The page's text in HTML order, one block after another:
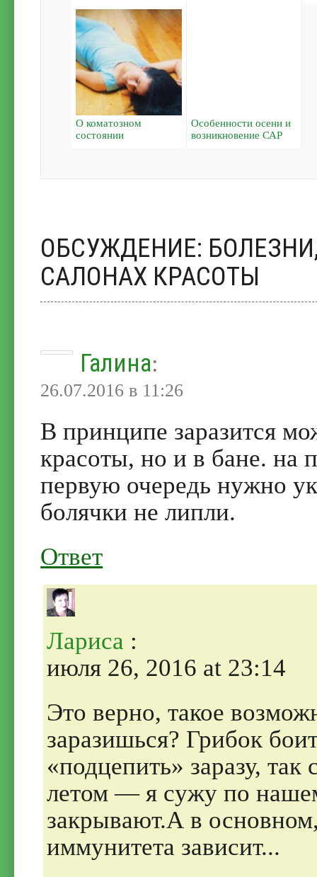
О коматозном
состоянии
Особенности осени и
возникновение САР
ОБСУЖДЕНИЕ:
САЛОНАХ КРАСОТЫ
Галина:
26.07.2016 в 11:26
В принципе заразится
красоты, но и в бане. на
первую очередь нужно
болячки не липли.
Ответ
Лариса :
июля 26, 2016 at 23:14
Это верно, такое
заразишься? Грибок
«подцепить» заразу,
летом — я сужу по
закрывают.А в
иммунитета зависит...